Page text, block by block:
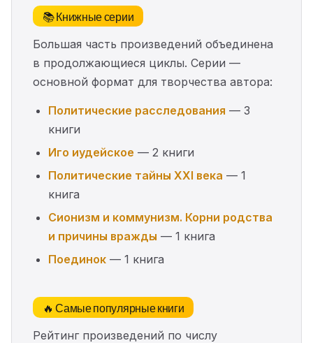
📚 Книжные серии
Большая часть произведений объединена
в продолжающиеся циклы. Серии —
основной формат для творчества автора:
Политические расследования — 3
книги
Иго иудейское — 2 книги
Политические тайны XXI века — 1
книга
Сионизм и коммунизм. Корни родства
и причины вражды — 1 книга
Поединок — 1 книга
🔥 Самые популярные книги
Рейтинг произведений по числу